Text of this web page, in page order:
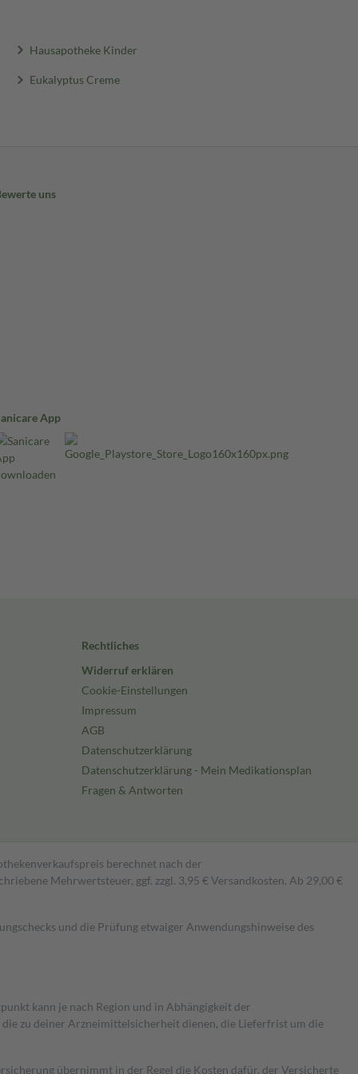
Hausapotheke Kinder
Eukalyptus Creme
uns
App
Rechtliches
Widerruf erklären
Cookie-Einstellungen
Impressum
AGB
Datenschutzerklärung
Datenschutzerklärung - Mein Medikationsplan
Fragen & Antworten
berechnet nach der
Mehrwertsteuer, ggf. zzgl. 3,95 € Versandkosten. Ab 29,00 €
und die Prüfung etwaiger Anwendungshinweise des
kann je nach Region und in Abhängigkeit der
zu deiner Arzneimittelsicherheit dienen, die Lieferfrist um die
übernimmt in der Regel die Kosten dafür, der Versicherte